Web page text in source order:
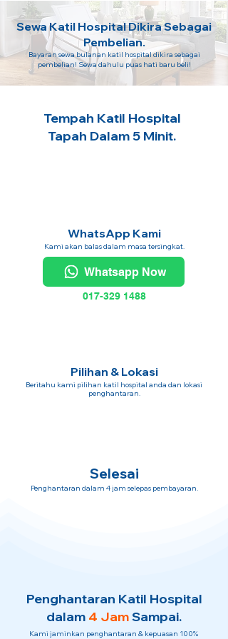
Sewa Katil Hospital Dikira Sebagai
Pembelian.
Bayaran sewa bulanan katil hospital dikira sebagai
pembelian! Sewa dahulu puas hati baru beli!
Tempah Katil Hospital
Tapah Dalam 5 Minit.
WhatsApp Kami
Kami akan balas dalam masa tersingkat.
Whatsapp Now
017-329 1488
Pilihan & Lokasi
Beritahu kami pilihan katil hospital anda dan lokasi
penghantaran.
Selesai
Penghantaran dalam 4 jam selepas pembayaran.
Penghantaran Katil Hospital
dalam 4 JamSampai.
Kami jaminkan penghantaran & kepuasan 100%